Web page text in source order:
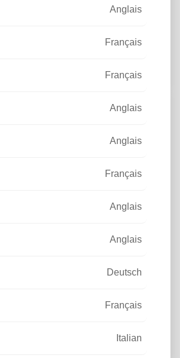
le lampadaire solaire est LA
d'éclairage public
Lire la suite
routières : 5 raisons de
mondialisation se définit comme le
Lire la suite
Anglais
Français
Français
Anglais
Anglais
Français
Anglais
Anglais
Deutsch
Français
Italian